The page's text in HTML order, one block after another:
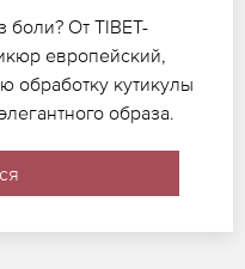
боли? От TIBET-
европейский,
обработку кутикулы
образа.